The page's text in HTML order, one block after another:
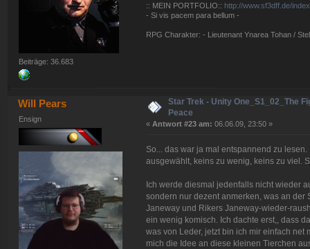
Beiträge: 36.683
:: MEIN PORTFOLIO:: http://www.sf3dff.de/
- Si vis pacem para bellum -
RPG Charakter: - Lieutenant Ynarea Tohan /
Will Pears
Ensign
Star Trek - Unity One_S1_02_The
Peace
« Antwort #23 am: 06.06.09, 23:50 »
So... das war ja mal entspannend zu
ausgewählt, keins zu wenig, keins zu viel.
Ich werde diesmal jedenfalls nicht wieder
sondern nur dezent anmerken, was an der
Janeway und Rikers Janeway-wieder-
ein wenig komisch. Ich dachte erst,, dass
was von Leder, jetzt bin ich mir einfach net
mich die Idee an diese kleinen Tierchen